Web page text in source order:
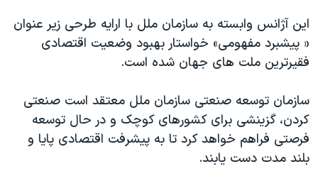
فرهنگ و زندگی
حقوق شهروندی
اقتصادی
علم و فناوری
اسرائیل در جنگ
گالری عکس
مستندها
انتخابات ریاست جمهوری آمریکا ۲۰۲۴
حمله جمهوری اسلامی به اسرائیل
رمز مهسا
ورزش زنان در ایران
اعتراضات زن، زندگی، آزادی
دنبال کنید
زبانهای مختلف
این آژانس وابسته به سازمان ملل با ارایه طرحی زیر عنوان
« پیشبرد مفهومی» خواستار بهبود وضعیت اقتصادی
فقیرترین ملت های جهان شده است.
سازمان توسعه صنعتی سازمان ملل معتقد است صنعتی
کردن، گزینشی برای کشورهای کوچک و در حال توسعه
فرصتی فراهم خواهد کرد تا به پیشرفت اقتصادی پایا و
بلند مدت دست یابند.